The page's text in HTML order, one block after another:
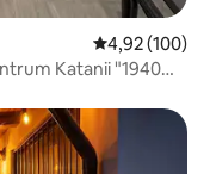
Średnia
4,92 (100)
Katanii "1940